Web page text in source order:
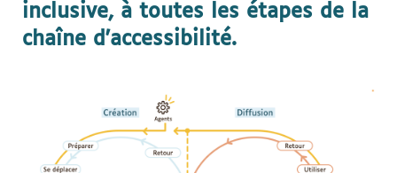
inclusive, à toutes les étapes de la
chaîne d'accessibilité.